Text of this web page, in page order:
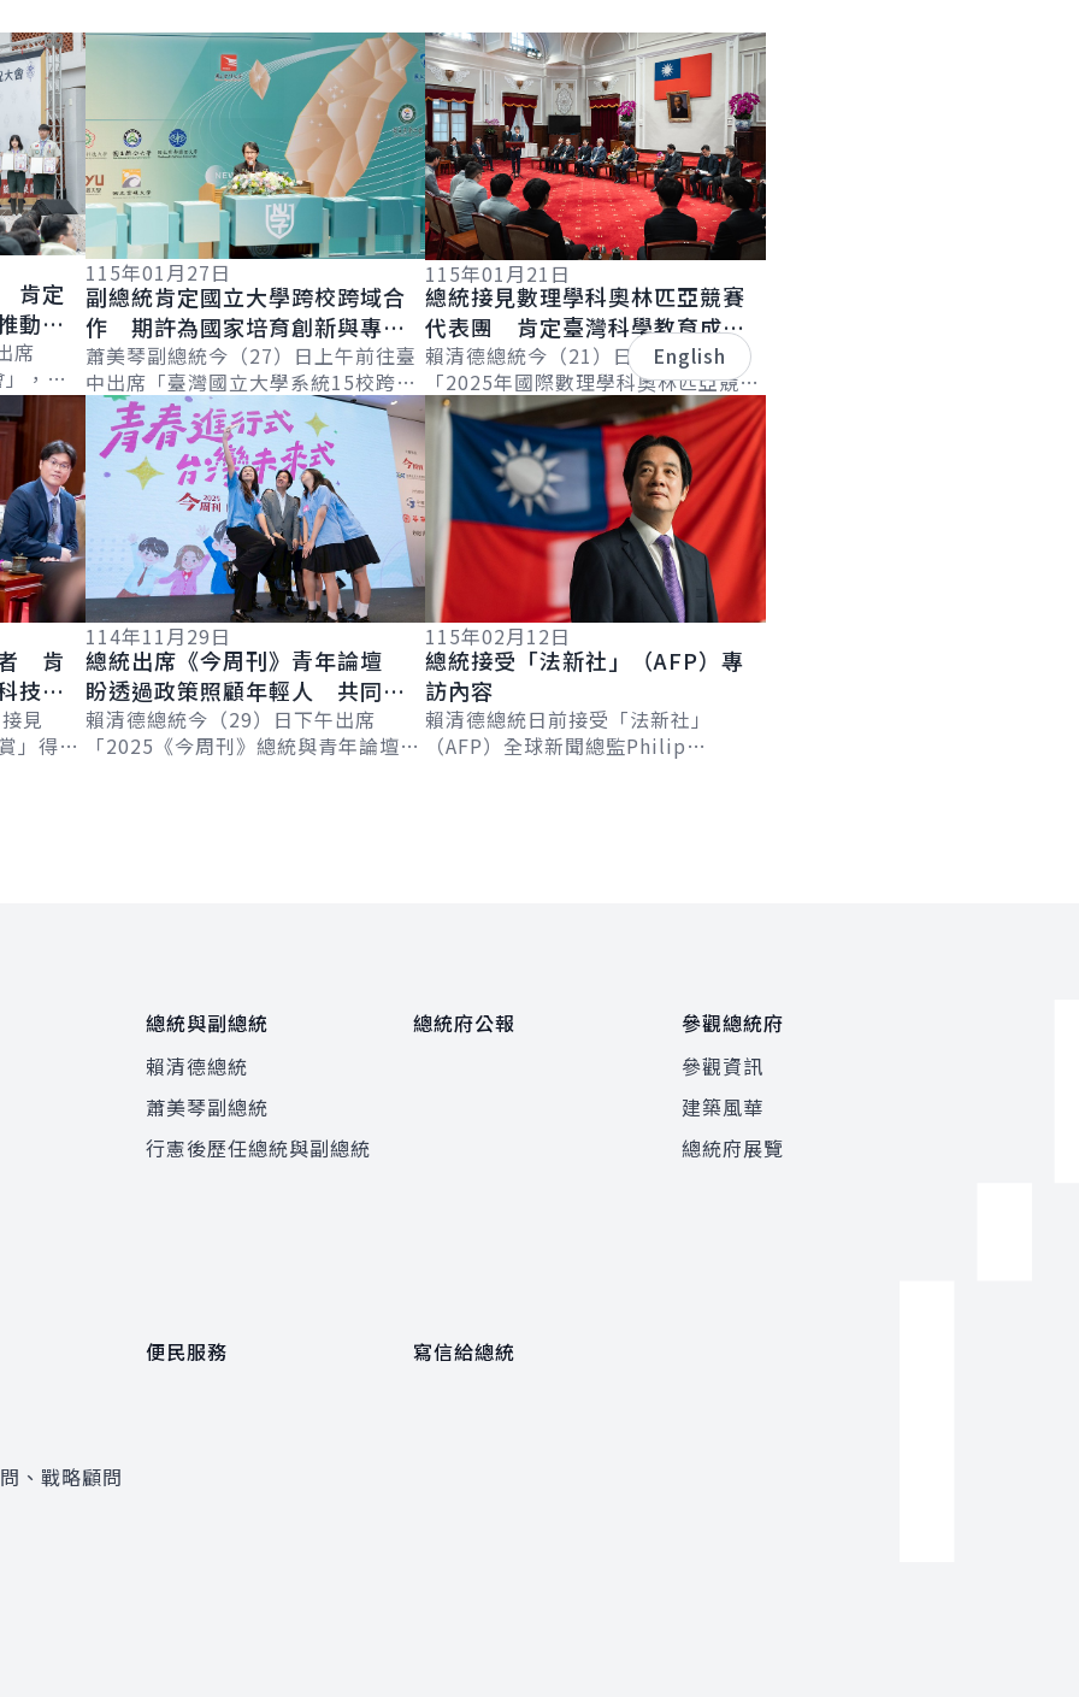
肯定
動國
力
席
，肯
務社會
羅浮
詳細內容
115年01月27日
副總統肯定國立大學跨校跨域合
作 期許為國家培育創新與專業
人才
蕭美琴副總統今（27）日上午前往臺
中出席「臺灣國立大學系統15校跨域
共榮合作典禮」時表示，高等教育必
須打破校際藩籬、強化跨校與跨域整
合，協助...
詳細內容
115年01月21日
總統接見數理學科奧林匹亞競賽
代表團 肯定臺灣科學教育成
果 期勉持續深耕科研以提升實
力
賴清德總統今（21）日下午接見
「2025年國際數理學科奧林匹亞競賽
代表團」，肯定參賽同學展現臺灣科
學教育紮實的基礎，在國際舞台上發
光發熱；並...
者 肯
技應
案
見
」得獎
詳細內容
114年11月29日
總統出席《今周刊》青年論壇
盼透過政策照顧年輕人 共同努
力讓未來的臺灣比現在更好
賴清德總統今（29）日下午出席
「2025《今周刊》總統與青年論壇
詳細內容
115年02月12日
總統接受「法新社」（AFP）專
訪內容
賴清德總統日前接受「法新社」
（AFP）全球新聞總監Philip
English
總統與副總統
賴清德總統
蕭美琴副總統
行憲後歷任總統與副總統
總統府公報
參觀總統府
參觀資訊
建築風華
總統府展覽
、戰略顧問
便民服務 寫信給總統